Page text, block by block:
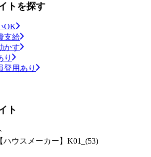
トを探す
OK
支給
かす
り
登用あり
ト
ウスメーカー】K01_(53)